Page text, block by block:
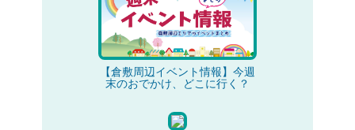
【倉敷周辺イベント情報】今週
末のおでかけ、どこに行く？